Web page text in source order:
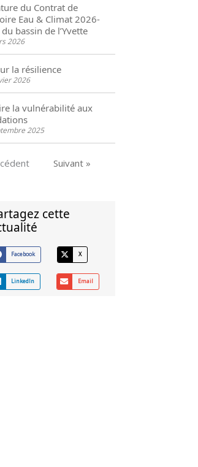
du Contrat de
Eau & Climat 2026-
bassin de l’Yvette
2026
la résilience
2026
la vulnérabilité aux
2025
Suivant »
cette
Facebook X
LinkedIn Email